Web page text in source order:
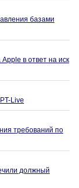
базами
в ответ на иск
Live
требований по
должный